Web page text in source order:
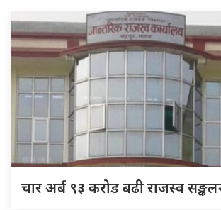
चार अर्ब ९३ करोड बढी राजस्व